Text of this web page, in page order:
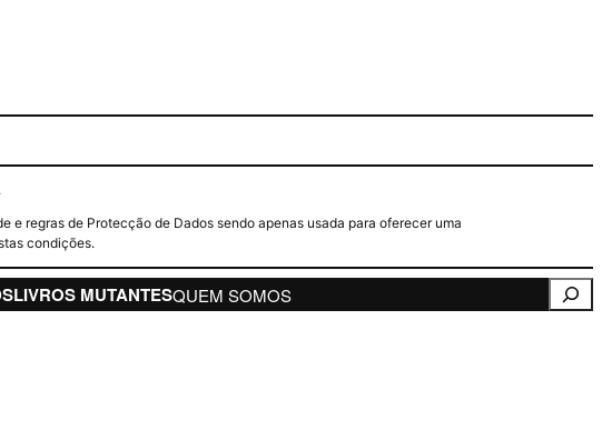
regras de Protecção de Dados sendo apenas usada para oferecer uma
condições.
LIVROS MUTANTESQUEM SOMOS